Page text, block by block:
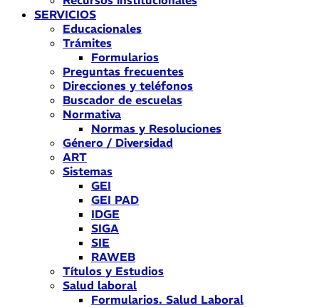
SERVICIOS
Educacionales
Trámites
Formularios
Preguntas frecuentes
Direcciones y teléfonos
Buscador de escuelas
Normativa
Normas y Resoluciones
Género / Diversidad
ART
Sistemas
GEI
GEI PAD
IDGE
SIGA
SIE
RAWEB
Títulos y Estudios
Salud laboral
Formularios. Salud Laboral